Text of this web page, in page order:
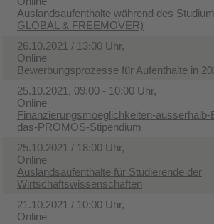
Auslandsaufenthalte während des
GLOBAL & FREEMOVER)
26.10.2021 / 13:00 Uhr,
Online
Bewerbungsprozesse für Aufenthalte in
25.10.2021, 09:00 - 10:00 Uhr,
Online
Finanzierungsmoeglichkeiten-ausserhalb-
das-PROMOS-Stipendium
25.10.2021 / 18:00 Uhr,
Online
Auslandsaufenthalte für Studierende der
Wirtschaftswissenschaften
21.10.2021 / 10:00 Uhr,
Online